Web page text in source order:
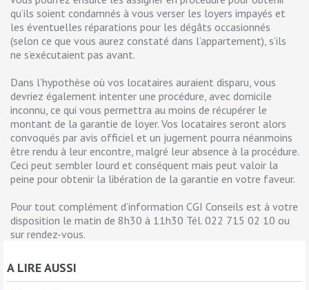
qu’ils soient condamnés à vous verser les loyers impayés et
les éventuelles réparations pour les dégâts occasionnés
(selon ce que vous aurez constaté dans l’appartement), s’ils
ne s’exécutaient pas avant.
Dans l’hypothèse où vos locataires auraient disparu, vous
devriez également intenter une procédure, avec domicile
inconnu, ce qui vous permettra au moins de récupérer le
montant de la garantie de loyer. Vos locataires seront alors
convoqués par avis officiel et un jugement pourra néanmoins
être rendu à leur encontre, malgré leur absence à la procédure.
Ceci peut sembler lourd et conséquent mais peut valoir la
peine pour obtenir la libération de la garantie en votre faveur.
Pour tout complément d’information CGI Conseils est à votre
disposition le matin de 8h30 à 11h30 Tél. 022 715 02 10 ou
sur rendez-vous.
A LIRE AUSSI